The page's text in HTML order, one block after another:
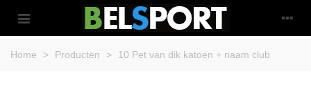
Home > Producten > 10 Pet van dik katoen + naam club